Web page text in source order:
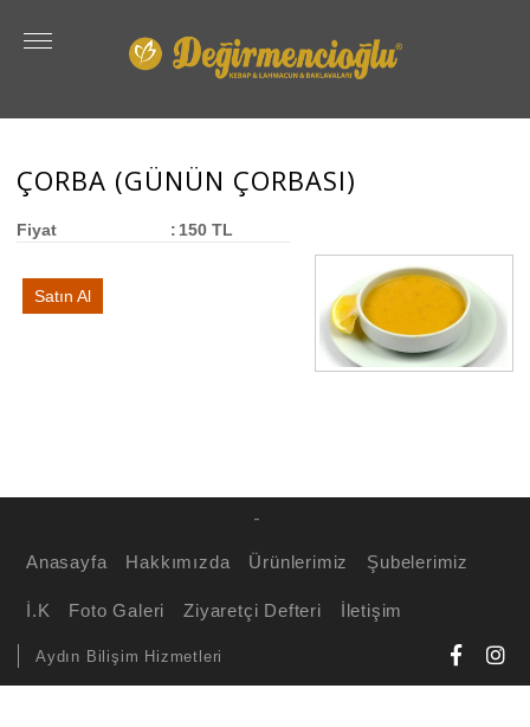
ÇORBA (GÜNÜN ÇORBASI)
Fiyat : 150 TL
Satın Al
-
Anasayfa Hakkımızda Ürünlerimiz Şubelerimiz
İ.K Foto Galeri Ziyaretçi Defteri İletişim
Aydın Bilişim Hizmetleri